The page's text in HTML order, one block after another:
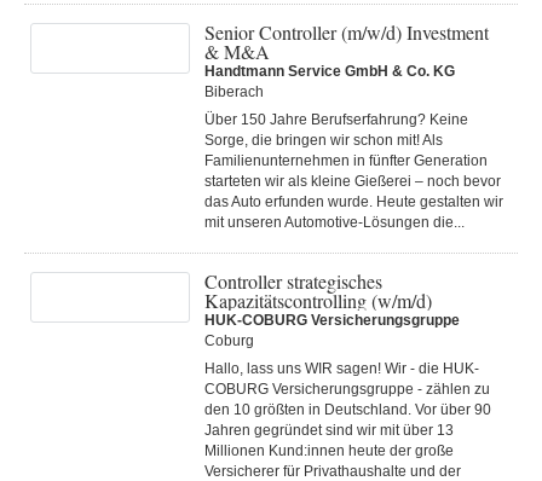
Senior Controller (m/w/d) Investment
& M&A
Handtmann Service GmbH & Co. KG
Biberach
Über 150 Jahre Berufserfahrung? Keine
Sorge, die bringen wir schon mit! Als
Familienunternehmen in fünfter Generation
starteten wir als kleine Gießerei – noch bevor
das Auto erfunden wurde. Heute gestalten wir
mit unseren Automotive-Lösungen die...
Controller strategisches
Kapazitätscontrolling (w/m/d)
HUK-COBURG Versicherungsgruppe
Coburg
Hallo, lass uns WIR sagen! Wir - die HUK-
COBURG Versicherungsgruppe - zählen zu
den 10 größten in Deutschland. Vor über 90
Jahren gegründet sind wir mit über 13
Millionen Kund:innen heute der große
Versicherer für Privathaushalte und der